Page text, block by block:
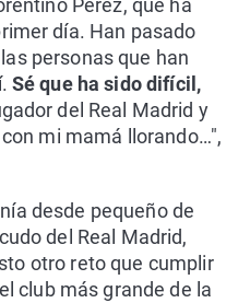
Pérez, que ha
día. Han pasado
personas que han
Sé que ha sido difícil,
del Real Madrid y
mi mamá llorando…",
desde pequeño de
del Real Madrid,
otro reto que cumplir
club más grande de la